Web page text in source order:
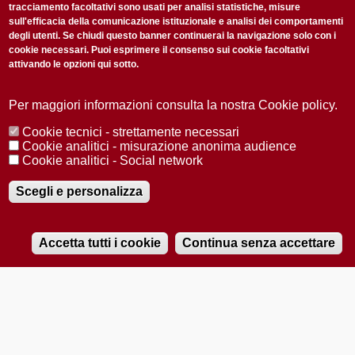
Audio
Accetto laPrivacy Policy
Redazione Copyright Privacy
Area stampa
© 2025 Università di Padova
Registrazione presso il Tribunale di Padova n. 2097/2012 del 18 giugno
2012
tracciamento facoltativi sono usati per analisi statistiche, misure
sull'efficacia della comunicazione istituzionale e analisi dei comportamenti
degli utenti. Se chiudi questo banner continuerai la navigazione solo con i
cookie necessari. Puoi esprimere il consenso sui cookie facoltativi
attivando le opzioni qui sotto.
Per maggiori informazioni consulta la nostra Cookie policy.
Cookie tecnici - strettamente necessari
Cookie analitici - misurazione anonima audience
Cookie analitici - Social network
Scegli e personalizza
Accetta tutti i cookie Continua senza accettare